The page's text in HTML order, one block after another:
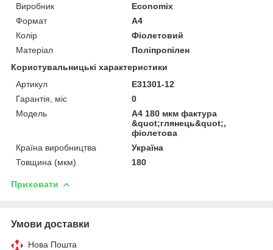
Виробник
Economix
Формат
A4
Колір
Фіолетовий
Матеріал
Поліпропілен
Користувальницькі характеристики
Артикул
E31301-12
Гарантія, міс
0
Мoдель
А4 180 мкм фактура
&quot;глянець&quot;,
фіолетова
Країна виробництва
Україна
Товщина (мкм)
180
Приховати
Умови доставки
Нова Пошта